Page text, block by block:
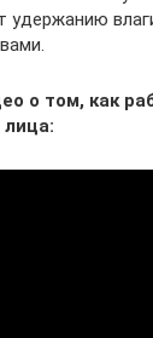
удержанию
о том, как